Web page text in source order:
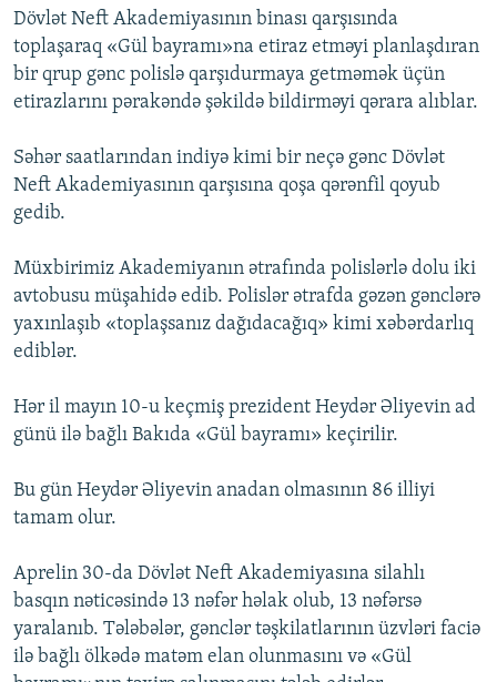
Dövlət Neft Akademiyasının binası qarşısında
toplaşaraq «Gül bayramı»na etiraz etməyi planlaşdıran
bir qrup gənc polislə qarşıdurmaya getməmək üçün
etirazlarını pərakəndə şəkildə bildirməyi qərara alıblar.
Səhər saatlarından indiyə kimi bir neçə gənc Dövlət
Neft Akademiyasının qarşısına qoşa qərənfil qoyub
gedib.
Müxbirimiz Akademiyanın ətrafında polislərlə dolu iki
avtobusu müşahidə edib. Polislər ətrafda gəzən gənclərə
yaxınlaşıb «toplaşsanız dağıdacağıq» kimi xəbərdarlıq
ediblər.
Hər il mayın 10-u keçmiş prezident Heydər Əliyevin ad
günü ilə bağlı Bakıda «Gül bayramı» keçirilir.
Bu gün Heydər Əliyevin anadan olmasının 86 illiyi
tamam olur.
Aprelin 30-da Dövlət Neft Akademiyasına silahlı
basqın nəticəsində 13 nəfər həlak olub, 13 nəfərsə
yaralanıb. Tələbələr, gənclər təşkilatlarının üzvləri faciə
ilə bağlı ölkədə matəm elan olunmasını və «Gül